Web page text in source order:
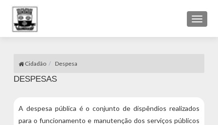
Toggle
Cidadão Despesa
DESPESAS
A despesa pública é o conjunto de dispêndios realizados
para o funcionamento e manutenção dos serviços públicos